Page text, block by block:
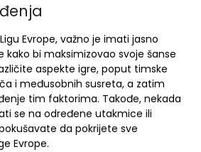
Evrope, važno je imati jasno
kako bi maksimizovao svoje šanse
aspekte igre, poput timske
i međusobnih susreta, a zatim
tim faktorima. Takođe, nekada
se na određene utakmice ili
da pokrijete sve
Evrope.